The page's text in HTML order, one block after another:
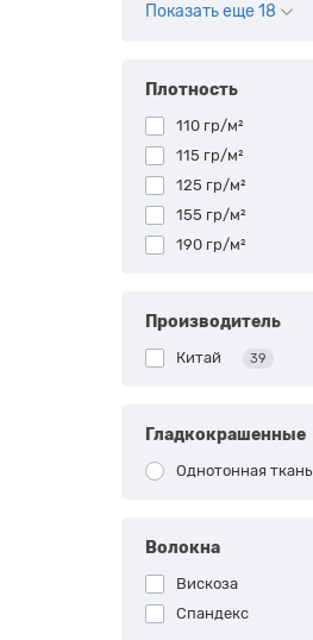
Показать еще 18
Плотность
110 гр/м²
115 гр/м²
125 гр/м²
155 гр/м²
190 гр/м²
Производитель
Китай 39
Гладкокрашенные
Однотонная ткань
Волокна
Вискоза
Спандекс